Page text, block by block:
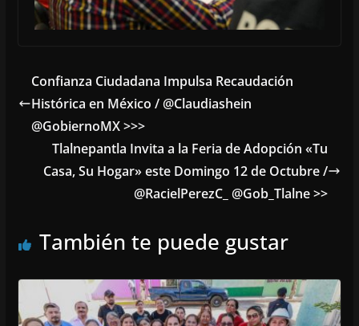
Confianza Ciudadana Impulsa Recaudación
Histórica en México / @Claudiashein
@GobiernoMX >>>
Tlalnepantla Invita a la Feria de Adopción «Tu
Casa, Su Hogar» este Domingo 12 de Octubre /
@RacielPerezC_ @Gob_Tlalne >>
También te puede gustar